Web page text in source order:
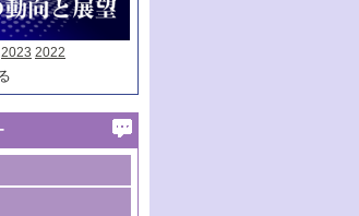
2023 2022
関する研究動向